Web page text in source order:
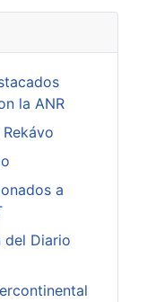
la ANR
a
del Diario